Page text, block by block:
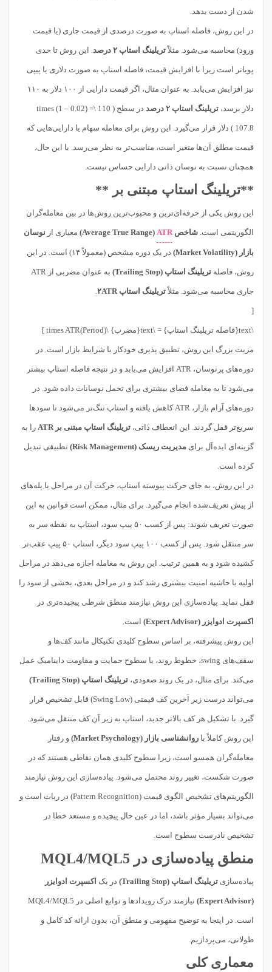
شدن از دست بدهد.
در این روش، فاصله استاپ به صورت درصدی از قیمت جاری (یا قیمت
ورود) محاسبه می‌شود. مثلاًتریلینگ استاپ ۲ درصد . این روش تا حدی
پویاتر است زیرا با افزایش قیمت، فاصله استاپ به صورت دلاری یا پیپی
نیز افزایش می‌یابد. به عنوان مثال، اگر قیمت دارایی از ۱۰۰ دلار به ۱۱۰
دلار برسد، تریلینگ استاپ ۲ درصد در سطح ( 110 \times (1 – 0.02) =
107.8 ) دلار قرار می‌گیرد. این روش برای معامله سهام یا دارایی‌هایی که
قیمت مطلق آن‌ها متغیر است، مناسب‌تر به نظر می‌رسد. با این حال،
همچنان نسبت به نوسان ذاتی دارایی حساس نیست.
**تریلینگ استاپ مبتنی بر **
این روش یکی از حرفه‌ای‌ترین و محبوب‌ترین روش‌ها در بین معامله‌گران
الگوریتمی است. شاخصATR
(Average True Range) معیاری از نوسان
بازار (Market Volatility) در یک دوره مشخص (معمولاً ۱۴) است. در این
روش، فاصله تریلینگ استاپ (Trailing Stop) به عنوان مضربی از ATR
جاری محاسبه می‌شود. مثلاًتریلینگ استاپ ۲ATR .
[
\text{فاصله تریلینگ استاپ} = \text{مضرب} \times ATR(Period) ]
مزیت بزرگ این روش، تطبیق پذیری خودکار با شرایط بازار است. در
دوره‌های پرنوسان، ATR افزایش می‌یابد و در نتیجه فاصله استاپ بیشتر
می‌شود تا به معامله فضای بیشتری برای تحمل نوسانات داده شود. در
دوره‌های آرام بازار، ATR کاهش یافته و استاپ تنگ‌تر می‌شود تا سودها
سریع‌تر قفل گردند. این انعطاف ذاتی، تریلینگ استاپ مبتنی بر ATR را به
گزینه‌ای ایده‌آل برای مدیریت ریسک (Risk Management) تطبیقی تبدیل
کرده است.
در این روش، به جای حرکت پیوسته استاپ، حرکت آن در مراحل یا پله‌های
از پیش تعریف‌شده انجام می‌گیرد. برای مثال، ممکن است قوانین به این
صورت تعریف شوند: پس از کسب ۵۰ پیپ سود، استاپ به نقطه سر به
سر منتقل شود. پس از کسب ۱۰۰ پیپ سود دیگر، استاپ ۵۰ پیپ عقب‌تر
کشیده شود و به همین ترتیب. این روش به معامله اجازه می‌دهد در مراحل
اولیه با حاشیه امنیت بیشتری رشد کند و در مراحل بعدی، بخشی از سود را
قفل نماید. پیاده‌سازی این روش نیازمند منطق شرطی پیچیده‌تری در
اکسپرت ادوایزر (Expert Advisor) است.
این روش پیشرفته، بر اساس سطوح کلیدی تکنیکال مانند کف‌ها و
سقف‌های swing، خطوط روند، یا سطوح حمایت و مقاومت داینامیک عمل
می‌کند. برای مثال، در یک روند صعودی، تریلینگ استاپ (Trailing Stop)
می‌تواند درست زیر آخرین کف قیمتی (Swing Low) قابل تشخیص قرار
گیرد. با تشکیل هر کف بالاتر جدید، استاپ به زیر آن کف منتقل می‌شود.
این روش کاملاً با روانشناسی بازار (Market Psychology) و رفتار
معامله‌گران همسو است، زیرا سطوح کلیدی همان نقاطی هستند که در
صورت شکست، تغییر روند محتمل می‌شود. پیاده‌سازی این روش نیازمند
الگوریتم‌های تشخیص الگوی قیمت (Pattern Recognition) در ربات است و
می‌تواند بسیار مؤثر باشد، اما در عین حال پیچیده و مستعد خطا در
تشخیص نادرست سطوح است.
منطق پیاده‌سازی در MQL4/MQL5
پیاده‌سازی تریلینگ استاپ (Trailing Stop) در یک اکسپرت ادوایزر
(Expert Advisor) نیازمند درک رویدادها و توابع اصلی در MQL4/MQL5
است. در اینجا به توضیح مفهومی و منطق آن، بدون ارائه کد کامل و
طولانی، می‌پردازیم.
معماری کلی